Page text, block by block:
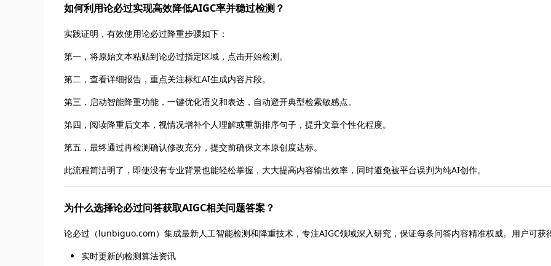
如何利用论必过实现高效降低AIGC率并稳过检测？
实践证明，有效使用论必过降重步骤如下：
第一，将原始文本粘贴到论必过指定区域，点击开始检测。
第二，查看详细报告，重点关注标红AI生成内容片段。
第三，启动智能降重功能，一键优化语义和表达，自动避开典型检索敏感点。
第四，阅读降重后文本，视情况增补个人理解或重新排序句子，提升文章个性化程度。
第五，最终通过再检测确认修改充分，提交前确保文本原创度达标。
此流程简洁明了，即使没有专业背景也能轻松掌握，大大提高内容输出效率，同时避免被平台误判为纯AI创作。
为什么选择论必过问答获取AIGC相关问题答案？
论必过（lunbiguo.com）集成最新人工智能检测和降重技术，专注AIGC领域深入研究，保证每条问答内容精准权威。用户可获
实时更新的检测算法资讯